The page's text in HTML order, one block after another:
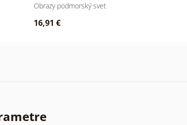
Obrazy podmorský svet
16,91 €